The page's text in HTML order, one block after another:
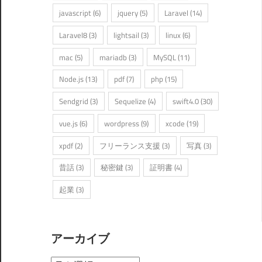
javascript(6) jquery(5) Laravel (14)
Laravel8(3) lightsail (3) linux(6)
mac (5) mariadb (3) MySQL(11)
Node.js(13) pdf(7) php(15)
Sendgrid (3) Sequelize (4) swift4.0(30)
vue.js(6) wordpress(9) xcode (19)
xpdf(2) フリーランス支援 (3) 写真(3)
昔話(3) 秘密鍵 (3) 証明書(4)
起業 (3)
アーカイブ